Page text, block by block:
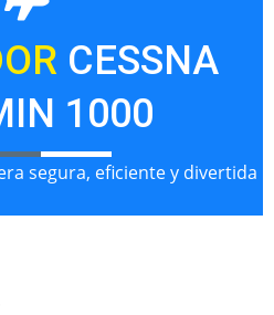
CESSNA
1000
segura, eficiente y divertida